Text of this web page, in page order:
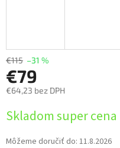
€115 –31 %
€79
€64,23 bez DPH
cena:
Skladom super cena
Môžeme doručiť do: 11.8.2026